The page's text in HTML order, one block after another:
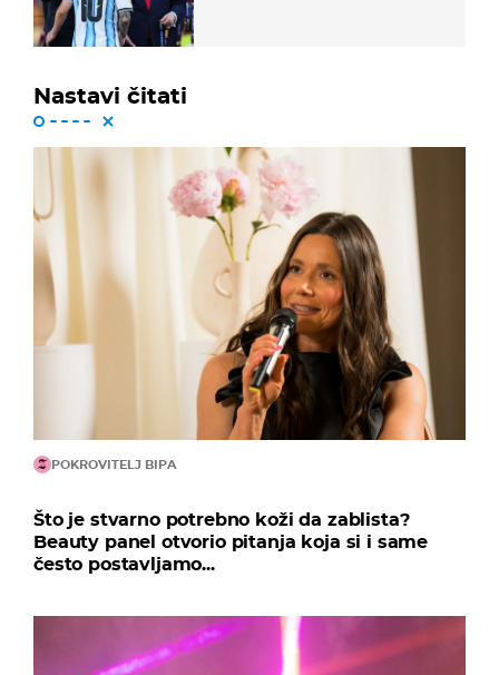
Nastavi čitati
POKROVITELJ BIPA
Što je stvarno potrebno koži da zablista?
Beauty panel otvorio pitanja koja si i same
često postavljamo...